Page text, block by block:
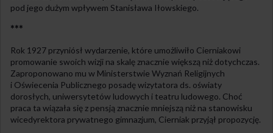
pod jego dużym wpływem Stanisława Iłowskiego.
***
Rok 1927 przyniósł wydarzenie, które umożliwiło Cierniakowi
promowanie swoich wizji na skalę znacznie większą niż dotychczas.
Zaproponowano mu w Ministerstwie Wyznań Religijnych
i Oświecenia Publicznego posadę wizytatora ds. oświaty
dorosłych, uniwersytetów ludowych i teatru ludowego. Choć
praca ta wiązała się z pensją znacznie mniejszą niż na stanowisku
wicedyrektora prywatnego gimnazjum, Cierniak przyjął propozycję.